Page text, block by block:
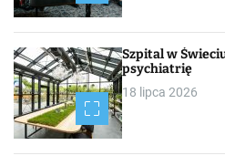
Szpital w
psychiatrię
18 lipca 2026